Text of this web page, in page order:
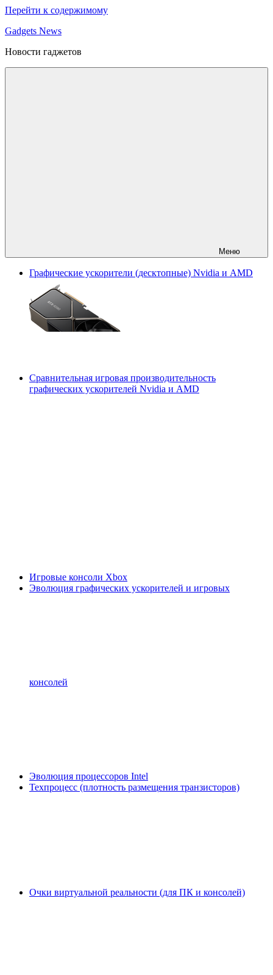
Перейти к содержимому
Gadgets News
Новости гаджетов
Меню
Графические ускорители (десктопные) Nvidia и AMD
Сравнительная игровая производительность
графических ускорителей Nvidia и AMD
Игровые консоли Xbox
Эволюция графических ускорителей и игровых
консолей
Эволюция процессоров Intel
Техпроцесс (плотность размещения транзисторов)
Очки виртуальной реальности (для ПК и консолей)